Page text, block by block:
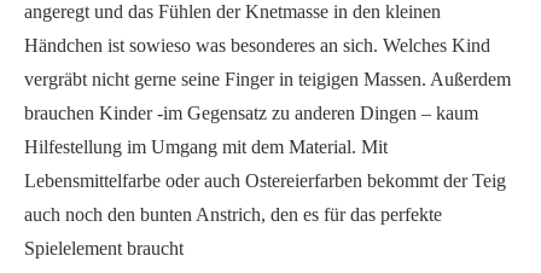
angeregt und das Fühlen der Knetmasse in den kleinen
Händchen ist sowieso was besonderes an sich. Welches Kind
vergräbt nicht gerne seine Finger in teigigen Massen. Außerdem
brauchen Kinder -im Gegensatz zu anderen Dingen – kaum
Hilfestellung im Umgang mit dem Material. Mit
Lebensmittelfarbe oder auch Ostereierfarben bekommt der Teig
auch noch den bunten Anstrich, den es für das perfekte
Spielelement braucht